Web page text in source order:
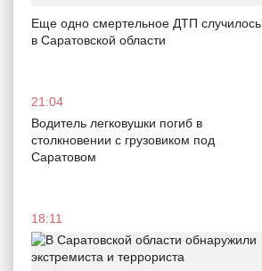
Еще одно смертельное ДТП случилось
в Саратовской области
21:04
Водитель легковушки погиб в
столкновении с грузовиком под
Саратовом
18:11